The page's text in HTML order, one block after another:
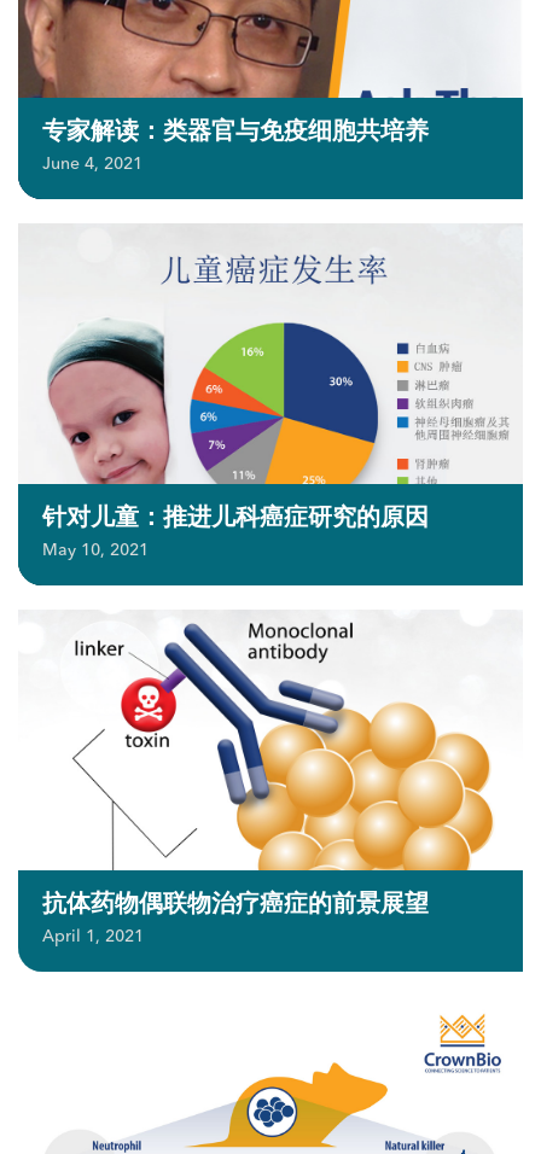
专家解读：类器官与免疫细胞共培养
June 4, 2021
针对儿童：推进儿科癌症研究的原因
May 10, 2021
抗体药物偶联物治疗癌症的前景展望
April 1, 2021